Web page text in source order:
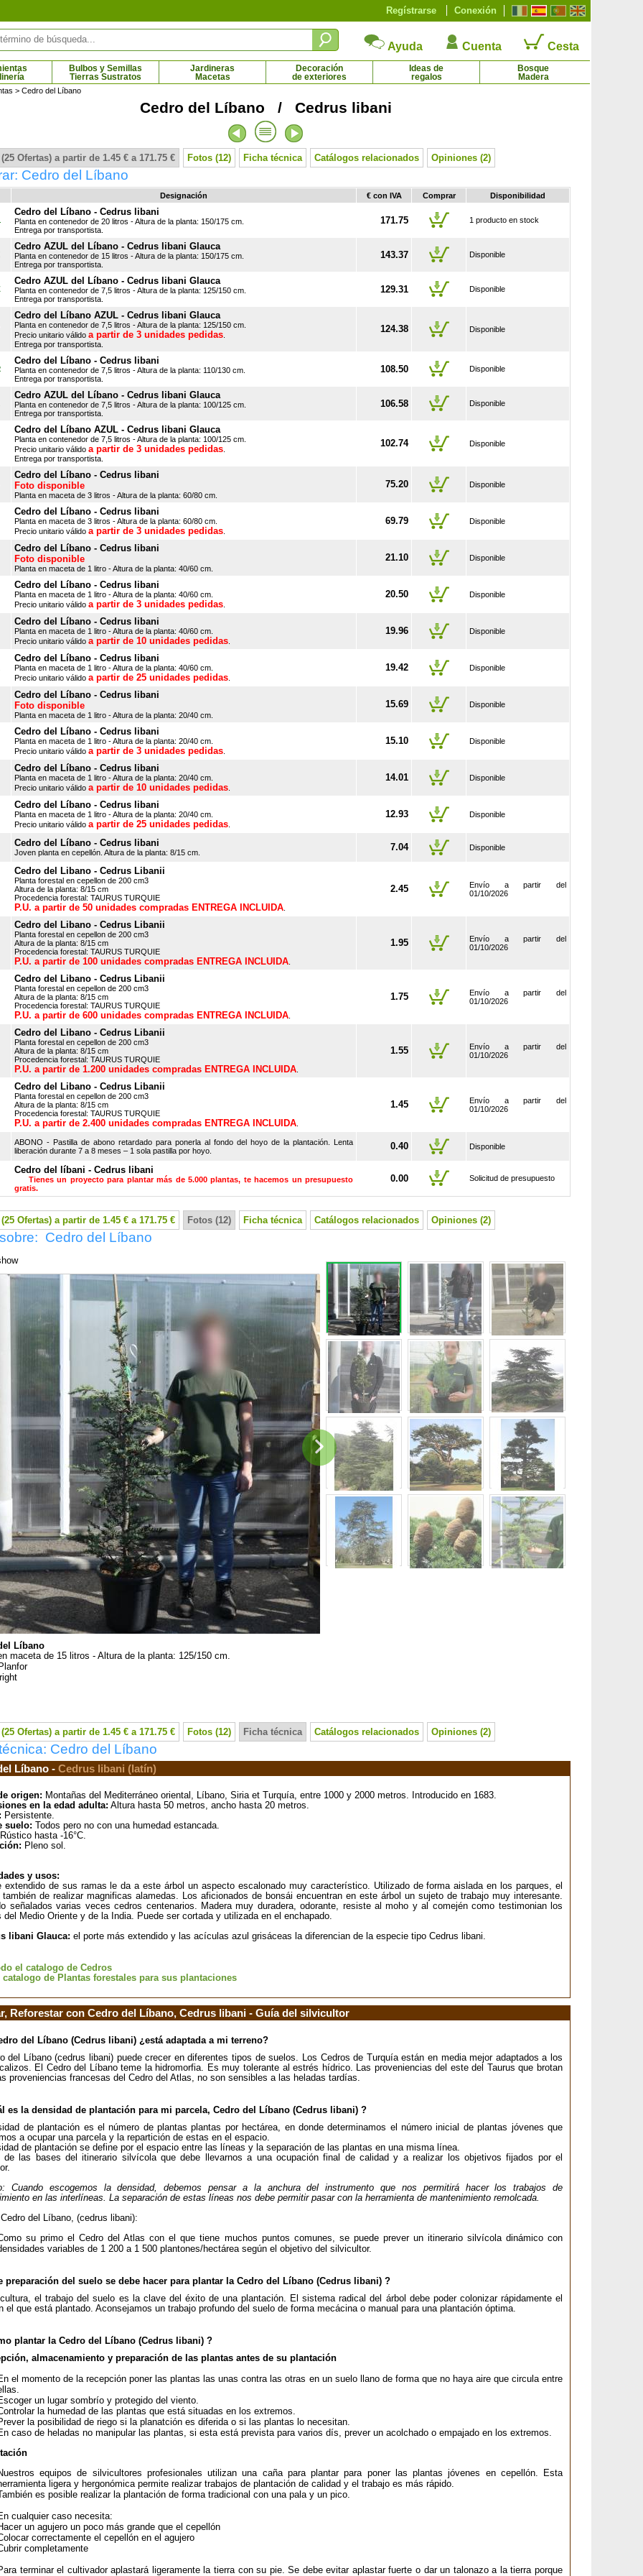
Conexión
Regístrarse
Ayuda Cuenta Cesta
Bulbos y Semillas
Tierras Sustratos
Jardineras
Macetas
Decoración
de exteriores
Ideas de
regalos
Bosque
Madera
Brezo de verano violeta
> Cedro del Líbano
Cedro del Líbano / Cedrus libani
Ofertas) a partir de 1.45 € a 171.75 € Fotos (12) Ficha técnica Catálogos relacionados Opiniones (2)
Cedro del Líbano
Designación € con IVA Comprar Disponibilidad
Cedro del Líbano - Cedrus libani
Planta en contenedor de 20 litros - Altura de la planta: 150/175 cm.
Entrega por transportista.
171.75 1 producto en stock
Cedro AZUL del Líbano - Cedrus libani Glauca
Planta en contenedor de 15 litros - Altura de la planta: 150/175 cm.
Entrega por transportista.
143.37 Disponible
Cedro AZUL del Líbano - Cedrus libani Glauca
Planta en contenedor de 7,5 litros - Altura de la planta: 125/150 cm.
Entrega por transportista.
129.31 Disponible
Cedro del Líbano AZUL - Cedrus libani Glauca
Planta en contenedor de 7,5 litros - Altura de la planta: 125/150 cm.
Precio unitario válido a partir de 3 unidades pedidas
Entrega por transportista.
124.38 Disponible
Cedro del Líbano - Cedrus libani
Planta en contenedor de 7,5 litros - Altura de la planta: 110/130 cm.
Entrega por transportista.
108.50 Disponible
Cedro AZUL del Líbano - Cedrus libani Glauca
Planta en contenedor de 7,5 litros - Altura de la planta: 100/125 cm.
Entrega por transportista.
106.58 Disponible
Cedro del Líbano AZUL - Cedrus libani Glauca
Planta en contenedor de 7,5 litros - Altura de la planta: 100/125 cm.
Precio unitario válido a partir de 3 unidades pedidas
Entrega por transportista.
102.74 Disponible
Cedro del Líbano - Cedrus libani
Foto disponible
Planta en maceta de 3 litros - Altura de la planta: 60/80 cm.
75.20 Disponible
Cedro del Líbano - Cedrus libani
Planta en maceta de 3 litros - Altura de la planta: 60/80 cm.
Precio unitario válido a partir de 3 unidades pedidas
69.79 Disponible
Cedro del Líbano - Cedrus libani
Foto disponible
Planta en maceta de 1 litro - Altura de la planta: 40/60 cm.
21.10 Disponible
Cedro del Líbano - Cedrus libani
Planta en maceta de 1 litro - Altura de la planta: 40/60 cm.
Precio unitario válido a partir de 3 unidades pedidas
20.50 Disponible
Cedro del Líbano - Cedrus libani
Planta en maceta de 1 litro - Altura de la planta: 40/60 cm.
Precio unitario válido a partir de 10 unidades pedidas
19.96 Disponible
Cedro del Líbano - Cedrus libani
Planta en maceta de 1 litro - Altura de la planta: 40/60 cm.
Precio unitario válido a partir de 25 unidades pedidas
19.42 Disponible
Cedro del Líbano - Cedrus libani
Foto disponible
Planta en maceta de 1 litro - Altura de la planta: 20/40 cm.
15.69 Disponible
Cedro del Líbano - Cedrus libani
Planta en maceta de 1 litro - Altura de la planta: 20/40 cm.
Precio unitario válido a partir de 3 unidades pedidas
15.10 Disponible
Cedro del Líbano - Cedrus libani
Planta en maceta de 1 litro - Altura de la planta: 20/40 cm.
Precio unitario válido a partir de 10 unidades pedidas
14.01 Disponible
Cedro del Líbano - Cedrus libani
Planta en maceta de 1 litro - Altura de la planta: 20/40 cm.
Precio unitario válido a partir de 25 unidades pedidas
12.93 Disponible
Cedro del Líbano - Cedrus libani
Joven planta en cepellón. Altura de la planta: 8/15 cm. 7.04 Disponible
Cedro del Libano - Cedrus Libanii
Planta forestal en cepellon de 200 cm3
Altura de la planta: 8/15 cm
Procedencia forestal: TAURUS TURQUIE
P.U. a partir de 50 unidades compradas ENTREGA INCLUIDA
2.45
Envío a partir del
01/10/2026
Cedro del Libano - Cedrus Libanii
Planta forestal en cepellon de 200 cm3
Altura de la planta: 8/15 cm
Procedencia forestal: TAURUS TURQUIE
P.U. a partir de 100 unidades compradas ENTREGA INCLUIDA
1.95
Envío a partir del
01/10/2026
Cedro del Libano - Cedrus Libanii
Planta forestal en cepellon de 200 cm3
Altura de la planta: 8/15 cm
Procedencia forestal: TAURUS TURQUIE
P.U. a partir de 600 unidades compradas ENTREGA INCLUIDA
1.75
Envío a partir del
01/10/2026
Cedro del Libano - Cedrus Libanii
Planta forestal en cepellon de 200 cm3
Altura de la planta: 8/15 cm
Procedencia forestal: TAURUS TURQUIE
P.U. a partir de 1.200 unidades compradas ENTREGA INCLUIDA
1.55
Envío a partir del
01/10/2026
Cedro del Libano - Cedrus Libanii
Planta forestal en cepellon de 200 cm3
Altura de la planta: 8/15 cm
Procedencia forestal: TAURUS TURQUIE
P.U. a partir de 2.400 unidades compradas ENTREGA INCLUIDA
1.45
Envío a partir del
01/10/2026
ABONO - Pastilla de abono retardado para ponerla al fondo del hoyo de la plantación. Lenta
liberación durante 7 a 8 meses – 1 sola pastilla por hoyo.
0.40 Disponible
Cedro del líbani - Cedrus libani
Tienes un proyecto para plantar más de 5.000 plantas, te hacemos un presupuesto
gratis.
0.00 Solicitud de presupuesto
Ofertas) a partir de 1.45 € a 171.75 € Fotos (12) Ficha técnica Catálogos relacionados Opiniones (2)
Cedro del Líbano
Líbano
maceta de 15 litros - Altura de la planta: 125/150 cm.
Planfor
Ofertas) a partir de 1.45 € a 171.75 € Fotos (12) Ficha técnica Catálogos relacionados Opiniones (2)
Cedro del Líbano
Líbano - Cedrus libani (latín)
origen: Montañas del Mediterráneo oriental, Líbano, Siria et Turquía, entre 1000 y 2000 metros. Introducido en 1683.
en la edad adulta: Altura hasta 50 metros, ancho hasta 20 metros.
Persistente.
suelo: Todos pero no con una humedad estancada.
Rústico hasta -16°C.
Pleno sol.
y usos:
extendido de sus ramas le da a este árbol un aspecto escalonado muy característico. Utilizado de forma aislada en los parques, el
también de realizar magnificas alamedas. Los aficionados de bonsái encuentran en este árbol un sujeto de trabajo muy interesante.
señalados varias veces cedros centenarios. Madera muy duradera, odorante, resiste al moho y al comején como testimonian los
del Medio Oriente y de la India. Puede ser cortada y utilizada en el enchapado.
libani Glauca: el porte más extendido y las acículas azul grisáceas la diferencian de la especie tipo Cedrus libani.
el catalogo de Cedros
catalogo de Plantas forestales para sus plantaciones
Reforestar con Cedro del Líbano, Cedrus libani - Guía del silvicultor
del Líbano (Cedrus libani) ¿está adaptada a mi terreno?
del Líbano (cedrus libani) puede crecer en diferentes tipos de suelos. Los Cedros de Turquía están en media mejor adaptados a los
El Cedro del Líbano teme la hidromorfia. Es muy tolerante al estrés hídrico. Las proveniencias del este del Taurus que brotan
proveniencias francesas del Cedro del Atlas, no son sensibles a las heladas tardías.
es la densidad de plantación para mi parcela, Cedro del Líbano (Cedrus libani) ?
de plantación es el número de plantas plantas por hectárea, en donde determinamos el número inicial de plantas jóvenes que
a ocupar una parcela y la repartición de estas en el espacio.
de plantación se define por el espacio entre las líneas y la separación de las plantas en una misma línea.
de las bases del itinerario silvícola que debe llevarnos a una ocupación final de calidad y a realizar los objetivos fijados por el
Cuando escogemos la densidad, debemos pensar a la anchura del instrumento que nos permitirá hacer los trabajos de
en las interlíneas. La separación de estas líneas nos debe permitir pasar con la herramienta de mantenimiento remolcada.
del Líbano, (cedrus libani):
su primo el Cedro del Atlas con el que tiene muchos puntos comunes, se puede prever un itinerario silvícola dinámico con
variables de 1 200 a 1 500 plantones/hectárea según el objetivo del silvicultor.
preparación del suelo se debe hacer para plantar la Cedro del Líbano (Cedrus libani) ?
el trabajo del suelo es la clave del éxito de una plantación. El sistema radical del árbol debe poder colonizar rápidamente el
el que está plantado. Aconsejamos un trabajo profundo del suelo de forma mecácina o manual para una plantación óptima.
plantar la Cedro del Líbano (Cedrus libani) ?
almacenamiento y preparación de las plantas antes de su plantación
el momento de la recepción poner las plantas las unas contra las otras en un suelo llano de forma que no haya aire que circula entre
un lugar sombrío y protegido del viento.
la humedad de las plantas que está situadas en los extremos.
la posibilidad de riego si la planatción es diferida o si las plantas lo necesitan.
caso de heladas no manipular las plantas, si esta está prevista para varios dís, prever un acolchado o empajado en los extremos.
equipos de silvicultores profesionales utilizan una caña para plantar para poner las plantas jóvenes en cepellón. Esta
ligera y hergonómica permite realizar trabajos de plantación de calidad y el trabajo es más rápido.
es posible realizar la plantación de forma tradicional con una pala y un pico.
cualquier caso necesita:
un agujero un poco más grande que el cepellón
correctamente el cepellón en el agujero
completamente
terminar el cultivador aplastará ligeramente la tierra con su pie. Se debe evitar aplastar fuerte o dar un talonazo a la tierra porque